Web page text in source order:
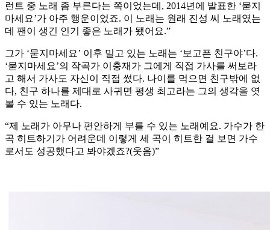
런트 중 노래 좀 부른다는 쪽이었는데, 2014년에 발표한 ‘묻지
마세요’가 아주 행운이었죠. 이 노래는 원래 진성 씨 노래였는
데 팬이 생긴 인기 좋은 노래가 됐어요.”
그가 ‘묻지마세요’ 이후 밀고 있는 노래는 ‘보고픈 친구야’다.
‘묻지마세요’의 작곡가 이충재가 그에게 직접 가사를 써보라
고 해서 가사도 자신이 직접 썼다. 나이를 먹으면 친구밖에 없
다, 친구 하나를 제대로 사귀면 평생 최고라는 그의 생각을 엿
볼 수 있는 노래다.
“제 노래가 아무나 편안하게 부를 수 있는 노래예요. 가수가 한
곡 히트하기가 어려운데 이렇게 세 곡이 히트한 걸 보면 가수
로서도 성공했다고 봐야겠죠?(웃음)”